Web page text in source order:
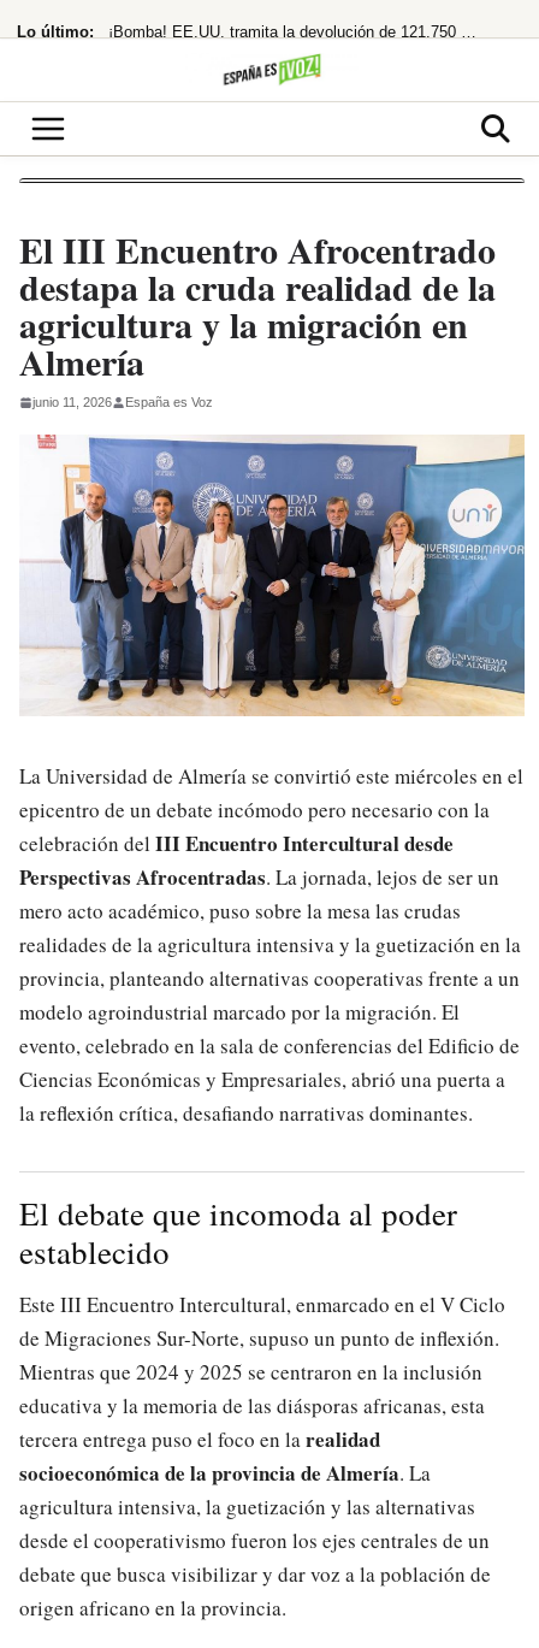
al Lo último: ¡Bomba! EE.UU. tramita la devolución de 121.750 millones por aranceles de Trump
¡Acusa una trama digital y deja un legado en llamas!
El III Encuentro Afrocentrado
destapa la cruda realidad de la
agricultura y la migración en
Almería
junio 11, 2026 España es Voz
La Universidad de Almería se convirtió este miércoles en el
epicentro de un debate incómodo pero necesario con la
celebración del III Encuentro Intercultural desde
Perspectivas Afrocentradas. La jornada, lejos de ser un
mero acto académico, puso sobre la mesa las crudas
realidades de la agricultura intensiva y la guetización en la
provincia, planteando alternativas cooperativas frente a un
modelo agroindustrial marcado por la migración. El
evento, celebrado en la sala de conferencias del Edificio de
Ciencias Económicas y Empresariales, abrió una puerta a
la reflexión crítica, desafiando narrativas dominantes.
El debate que incomoda al poder
establecido
Este III Encuentro Intercultural, enmarcado en el V Ciclo
de Migraciones Sur-Norte, supuso un punto de inflexión.
Mientras que 2024 y 2025 se centraron en la inclusión
educativa y la memoria de las diásporas africanas, esta
tercera entrega puso el foco en larealidad
socioeconómica de la provincia de Almería. La
agricultura intensiva, la guetización y las alternativas
desde el cooperativismo fueron los ejes centrales de un
debate que busca visibilizar y dar voz a la población de
origen africano en la provincia.